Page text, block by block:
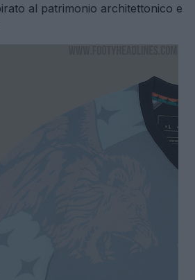
al patrimonio architettonico e